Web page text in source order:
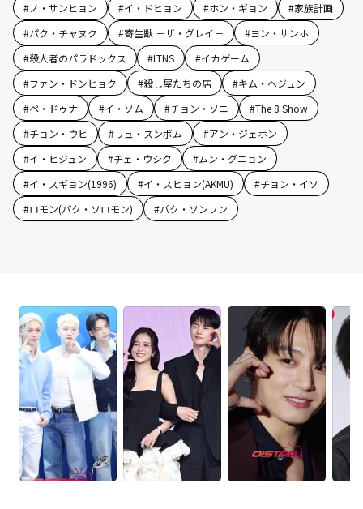
#ノ・サンヒョン #イ・ドヒョン #ホン・ギョン #家族計画
#パク・チャヌク #寄生獣 －ザ・グレイ－ #ヨン・サンホ
#殺人者のパラドックス #LTNS #イカゲーム
#ファン・ドンヒョク #殺し屋たちの店 #キム・ヘジュン
#ペ・ドゥナ #イ・ソム #チョン・ソニ #The 8 Show
#チョン・ウヒ #リュ・スンボム #アン・ジェホン
#イ・ヒジュン #チェ・ウシク #ムン・グニョン
#イ・スギョン(1996) #イ・スヒョン(AKMU) #チョン・イソ
#ロモン(パク・ソロモン) #パク・ソンフン